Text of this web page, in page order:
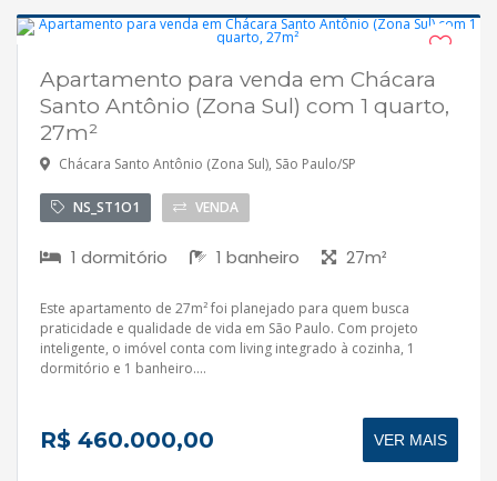
Apartamento para venda em Chácara
Santo Antônio (Zona Sul) com 1 quarto,
27m²
Chácara Santo Antônio (Zona Sul), São Paulo/SP
NS_ST1O1 VENDA
1 dormitório 1 banheiro 27m²
Este apartamento de 27m² foi planejado para quem busca
praticidade e qualidade de vida em São Paulo. Com projeto
inteligente, o imóvel conta com living integrado à cozinha, 1
dormitório e 1 banheiro....
R$ 460.000,00 VER MAIS